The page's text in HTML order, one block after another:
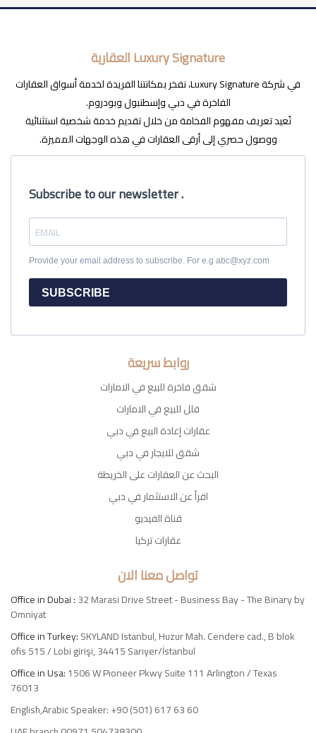
Luxury Signature العقارية
في شركة Luxury Signature، نفخر بمكانتنا الفريدة لخدمة أسواق العقارات
الفاخرة في دبي وإسطنبول وبودروم.
نُعيد تعريف مفهوم الفخامة من خلال تقديم خدمة شخصية استثنائية
ووصول حصري إلى أرقى العقارات في هذه الوجهات المميزة.
Subscribe to our newsletter .
Provide your email address to subscribe. For e.g abc@xyz.com
SUBSCRIBE
روابط سريعة
شقق فاخرة للبيع في الامارات
فلل للبيع في الامارات
عقارات إعادة البيع في دبي
شقق للايجار في دبي
البحث عن العقارات على الخريطة
اقرأ عن الاستثمار في دبي
قناة الفيديو
عقارات تركيا
تواصل معنا الان
Office in Dubai :32 Marasi Drive Street - Business Bay - The Binary by
Omniyat
Office in Turkey:SKYLAND Istanbul, Huzur Mah. Cendere cad., B blok
ofis 515 / Lobi girişi, 34415 Sarıyer/İstanbul
Office in Usa:1506 W Pioneer Pkwy Suite 111 Arlington / Texas
76013
English,Arabic Speaker: +90 (501) 617 63 60